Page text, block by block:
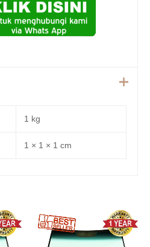
1 kg
1 × 1 × 1 cm